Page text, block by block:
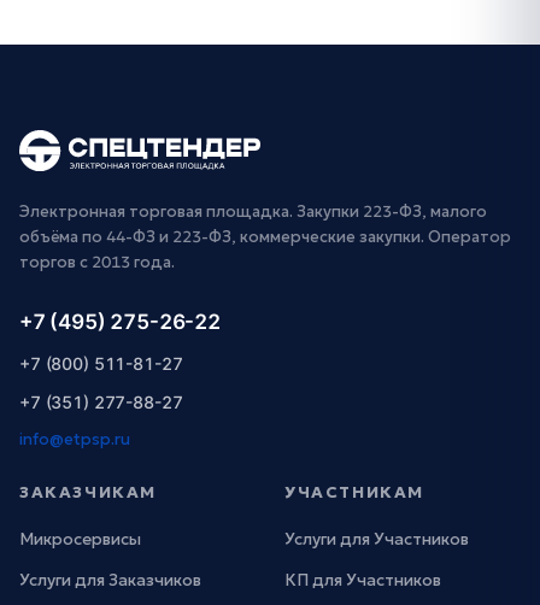
Электронная торговая площадка. Закупки 223-ФЗ, малого
объёма по 44-ФЗ и 223-ФЗ, коммерческие закупки. Оператор
торгов с 2013 года.
+7 (495) 275-26-22
+7 (800) 511-81-27
+7 (351) 277-88-27
info@etpsp.ru
ЗАКАЗЧИКАМ
Микросервисы
Услуги для Заказчиков
УЧАСТНИКАМ
Услуги для Участников
КП для Участников